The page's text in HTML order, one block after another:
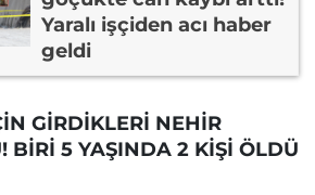
Yaralı işçiden acı haber
geldi
GİRDİKLERİ NEHİR
BİRİ 5 YAŞINDA 2 KİŞİ ÖLDÜ